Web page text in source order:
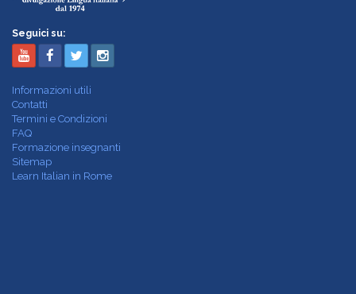
Seguici su:
Informazioni utili
Contatti
Termini e Condizioni
FAQ
Formazione insegnanti
Sitemap
Learn Italian in Rome